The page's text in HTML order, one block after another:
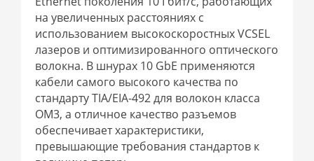
на увеличенных расстояниях с
использованием высокоскоростных VCSEL
лазеров и оптимизированного оптического
волокна. В шнурах 10 GbE применяются
кабели самого высокого качества по
стандарту TIA/EIA-492 для волокон класса
OM3, а отличное качество разъемов
обеспечивает характеристики,
превышающие требования стандартов к